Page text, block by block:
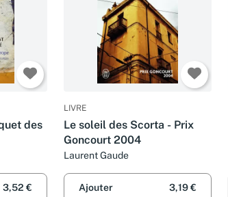
des
3,52 €
LIVRE
Le soleil des Scorta - Prix
Goncourt 2004
Laurent Gaude
Ajouter 3,19 €